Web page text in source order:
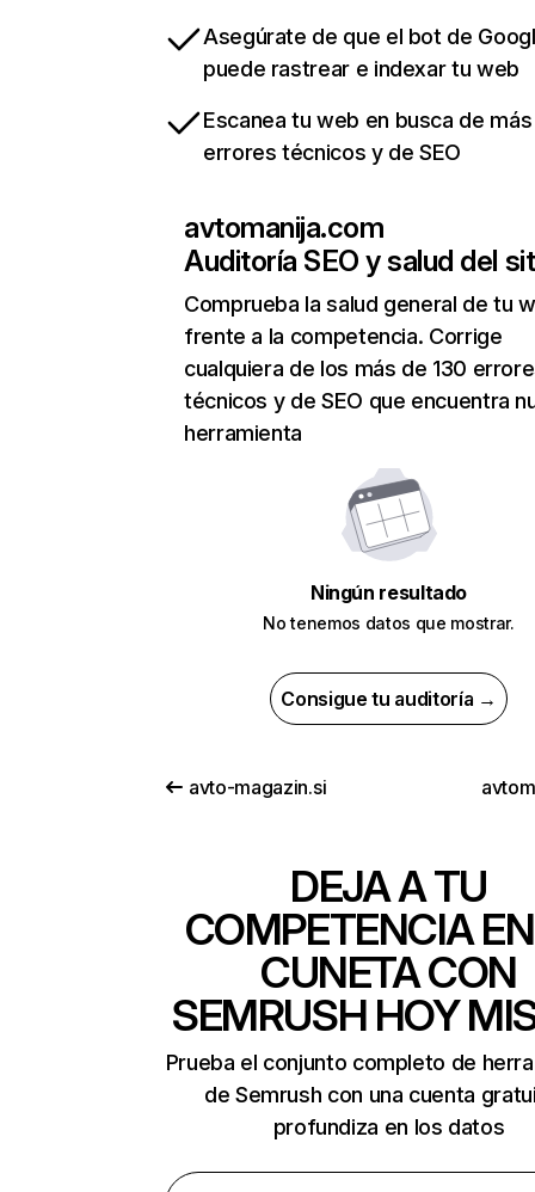
Asegúrate de que el bot de
puede rastrear e indexar tu web
Escanea tu web en busca de
errores técnicos y de SEO
avtomanija.com
Auditoría SEO y salud del
Comprueba la salud general de tu
frente a la competencia. Corrige
cualquiera de los más de 130
técnicos y de SEO que encuentra
herramienta
Ningún resultado
No tenemos datos que mostrar.
Consigue tu auditoría →
avto-magazin.si
DEJA A TU
COMPETENCIA
CUNETA CON
SEMRUSH HOY
Prueba el conjunto completo de
de Semrush con una cuenta
profundiza en los datos